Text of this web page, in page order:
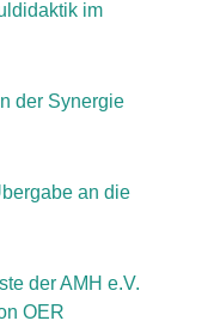
im
der Synergie
an die
der AMH e.V.
OER